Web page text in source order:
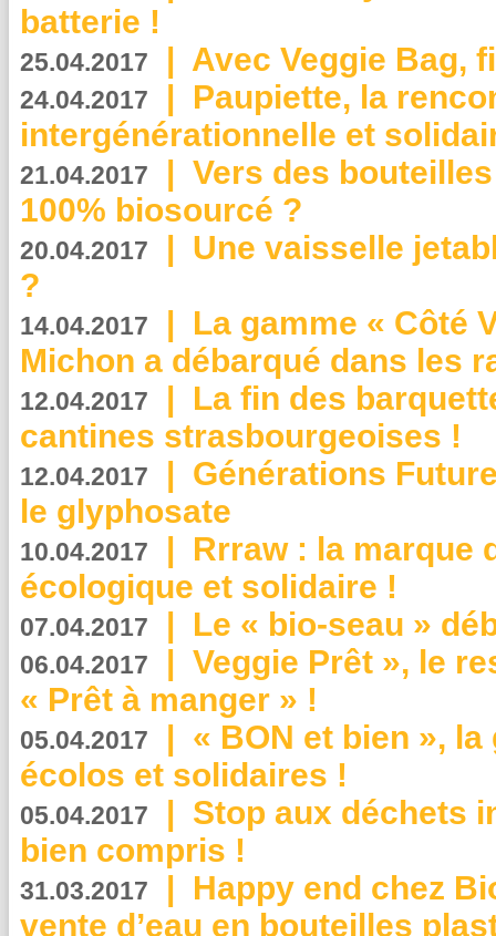
batterie !
25.04.2017 | Avec Veggie Bag,
24.04.2017 | Paupiette, la
intergénérationnelle et
21.04.2017 | Vers des
100% biosourcé ?
20.04.2017 | Une vaisselle
?
14.04.2017 | La gamme « Côté
Michon a débarqué dans les
12.04.2017 | La fin des
cantines strasbourgeoises !
12.04.2017 | Générations
le glyphosate
10.04.2017 | Rrraw : la marque
écologique et solidaire !
07.04.2017 | Le « bio-seau »
06.04.2017 | Veggie Prêt », le
« Prêt à manger » !
05.04.2017 | « BON et bien »,
écolos et solidaires !
05.04.2017 | Stop aux déchets
bien compris !
31.03.2017 | Happy end chez
vente d’eau en bouteilles